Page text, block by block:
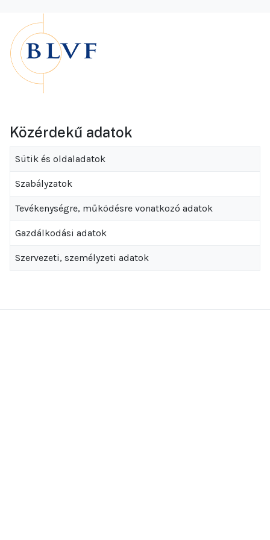
Közérdekű adatok
Sütik és oldaladatok
Szabályzatok
Tevékenységre, működésre vonatkozó adatok
Gazdálkodási adatok
Szervezeti, személyzeti adatok